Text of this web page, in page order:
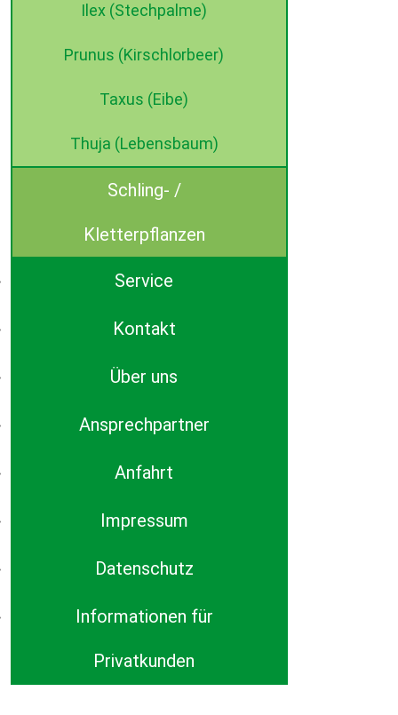
Ilex (Stechpalme)
Prunus (Kirschlorbeer)
Taxus (Eibe)
Thuja (Lebensbaum)
Schling- /
Kletterpflanzen
Service
Kontakt
Über uns
Ansprechpartner
Anfahrt
Impressum
Datenschutz
Informationen für
Privatkunden